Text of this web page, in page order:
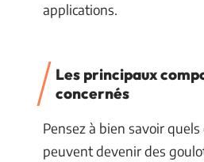
applications.
Les principaux
concernés
Pensez à bien savoir
peuvent devenir des